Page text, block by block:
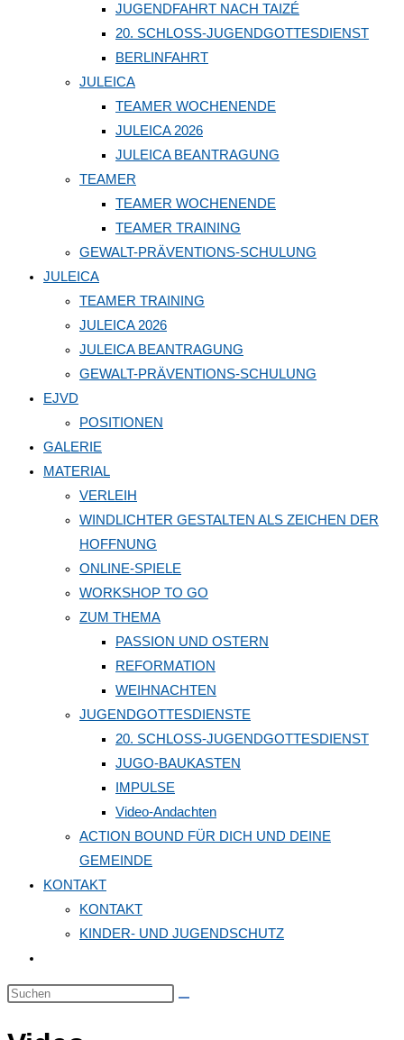
JUGENDFAHRT NACH TAIZÉ
20. SCHLOSS-JUGENDGOTTESDIENST
BERLINFAHRT
JULEICA
TEAMER WOCHENENDE
JULEICA 2026
JULEICA BEANTRAGUNG
TEAMER
TEAMER WOCHENENDE
TEAMER TRAINING
GEWALT-PRÄVENTIONS-SCHULUNG
JULEICA
TEAMER TRAINING
JULEICA 2026
JULEICA BEANTRAGUNG
GEWALT-PRÄVENTIONS-SCHULUNG
EJVD
POSITIONEN
GALERIE
MATERIAL
VERLEIH
WINDLICHTER GESTALTEN ALS ZEICHEN DER
HOFFNUNG
ONLINE-SPIELE
WORKSHOP TO GO
ZUM THEMA
PASSION UND OSTERN
REFORMATION
WEIHNACHTEN
JUGENDGOTTESDIENSTE
20. SCHLOSS-JUGENDGOTTESDIENST
JUGO-BAUKASTEN
IMPULSE
Video-Andachten
ACTION BOUND FÜR DICH UND DEINE
GEMEINDE
KONTAKT
KONTAKT
KINDER- UND JUGENDSCHUTZ
Suche
umschalten
Diese